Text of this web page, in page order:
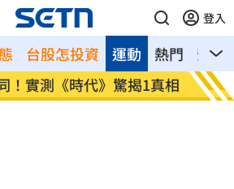
登入
台股怎投資 熱門 影音
運動
！實測《時代》驚揭1真相 這大